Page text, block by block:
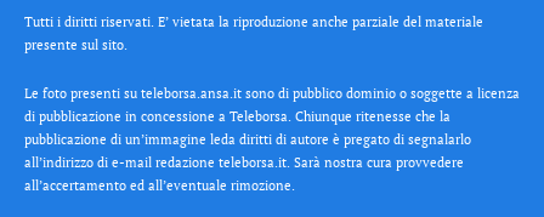
Tutti i diritti riservati. E’ vietata la riproduzione anche parziale del materiale
presente sul sito.
Le foto presenti su teleborsa.ansa.it sono di pubblico dominio o soggette a licenza
di pubblicazione in concessione a Teleborsa. Chiunque ritenesse che la
pubblicazione di un’immagine leda diritti di autore è pregato di segnalarlo
all’indirizzo di e-mail redazione teleborsa.it. Sarà nostra cura provvedere
all’accertamento ed all’eventuale rimozione.